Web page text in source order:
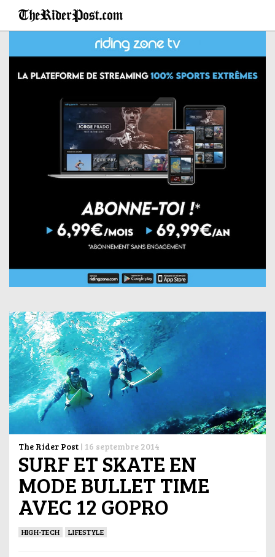
The Rider Post | 16 septembre 2014
SURF ET SKATE EN
MODE BULLET TIME
AVEC 12 GOPRO
HIGH-TECH LIFESTYLE